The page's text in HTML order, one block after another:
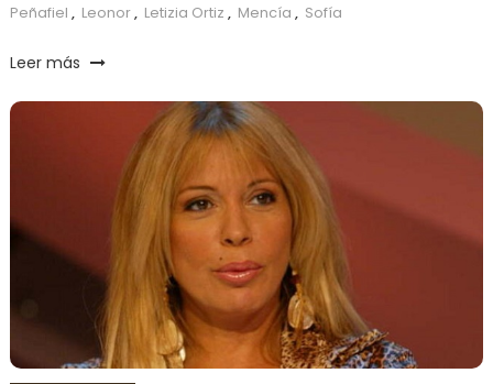
Peñafiel , Leonor, Letizia Ortiz , Mencía , Sofía
Leer más